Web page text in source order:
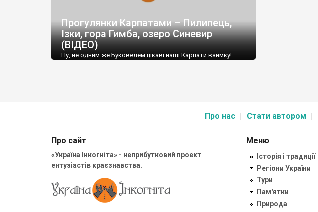
Прогулянки Карпатами – Пилипець,
Ізки, гора Гимба, озеро Синевир
(ВІДЕО)
Ну, не одним же Буковелем цікаві наші Карпати взимку!
Про нас Стати автором
Про сайт
«Україна Інкогніта» - неприбутковий проект
ентузіастів краєзнавства.
Меню
Історія і традиції
Регіони України
Тури
Пам'ятки
Природа